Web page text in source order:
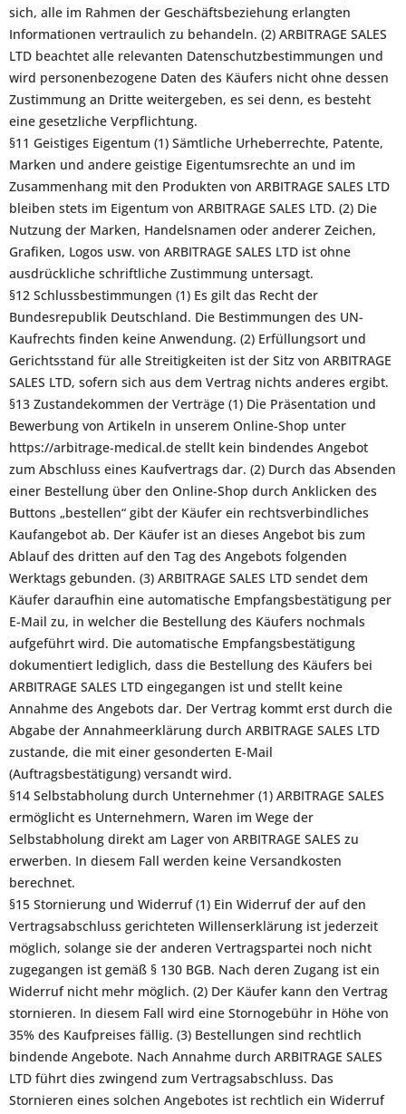
sich, alle im Rahmen der Geschäftsbeziehung erlangten
Informationen vertraulich zu behandeln. (2) ARBITRAGE SALES
LTD beachtet alle relevanten Datenschutzbestimmungen und
wird personenbezogene Daten des Käufers nicht ohne dessen
Zustimmung an Dritte weitergeben, es sei denn, es besteht
eine gesetzliche Verpflichtung.
§11 Geistiges Eigentum (1) Sämtliche Urheberrechte, Patente,
Marken und andere geistige Eigentumsrechte an und im
Zusammenhang mit den Produkten von ARBITRAGE SALES LTD
bleiben stets im Eigentum von ARBITRAGE SALES LTD. (2) Die
Nutzung der Marken, Handelsnamen oder anderer Zeichen,
Grafiken, Logos usw. von ARBITRAGE SALES LTD ist ohne
ausdrückliche schriftliche Zustimmung untersagt.
§12 Schlussbestimmungen (1) Es gilt das Recht der
Bundesrepublik Deutschland. Die Bestimmungen des UN-
Kaufrechts finden keine Anwendung. (2) Erfüllungsort und
Gerichtsstand für alle Streitigkeiten ist der Sitz von ARBITRAGE
SALES LTD, sofern sich aus dem Vertrag nichts anderes ergibt.
§13 Zustandekommen der Verträge (1) Die Präsentation und
Bewerbung von Artikeln in unserem Online-Shop unter
https://arbitrage-medical.de stellt kein bindendes Angebot
zum Abschluss eines Kaufvertrags dar. (2) Durch das Absenden
einer Bestellung über den Online-Shop durch Anklicken des
Buttons „bestellen“ gibt der Käufer ein rechtsverbindliches
Kaufangebot ab. Der Käufer ist an dieses Angebot bis zum
Ablauf des dritten auf den Tag des Angebots folgenden
Werktags gebunden. (3) ARBITRAGE SALES LTD sendet dem
Käufer daraufhin eine automatische Empfangsbestätigung per
E-Mail zu, in welcher die Bestellung des Käufers nochmals
aufgeführt wird. Die automatische Empfangsbestätigung
dokumentiert lediglich, dass die Bestellung des Käufers bei
ARBITRAGE SALES LTD eingegangen ist und stellt keine
Annahme des Angebots dar. Der Vertrag kommt erst durch die
Abgabe der Annahmeerklärung durch ARBITRAGE SALES LTD
zustande, die mit einer gesonderten E-Mail
(Auftragsbestätigung) versandt wird.
§14 Selbstabholung durch Unternehmer (1) ARBITRAGE SALES
ermöglicht es Unternehmern, Waren im Wege der
Selbstabholung direkt am Lager von ARBITRAGE SALES zu
erwerben. In diesem Fall werden keine Versandkosten
berechnet.
§15 Stornierung und Widerruf (1) Ein Widerruf der auf den
Vertragsabschluss gerichteten Willenserklärung ist jederzeit
möglich, solange sie der anderen Vertragspartei noch nicht
zugegangen ist gemäß § 130 BGB. Nach deren Zugang ist ein
Widerruf nicht mehr möglich. (2) Der Käufer kann den Vertrag
stornieren. In diesem Fall wird eine Stornogebühr in Höhe von
35% des Kaufpreises fällig. (3) Bestellungen sind rechtlich
bindende Angebote. Nach Annahme durch ARBITRAGE SALES
LTD führt dies zwingend zum Vertragsabschluss. Das
Stornieren eines solchen Angebotes ist rechtlich ein Widerruf